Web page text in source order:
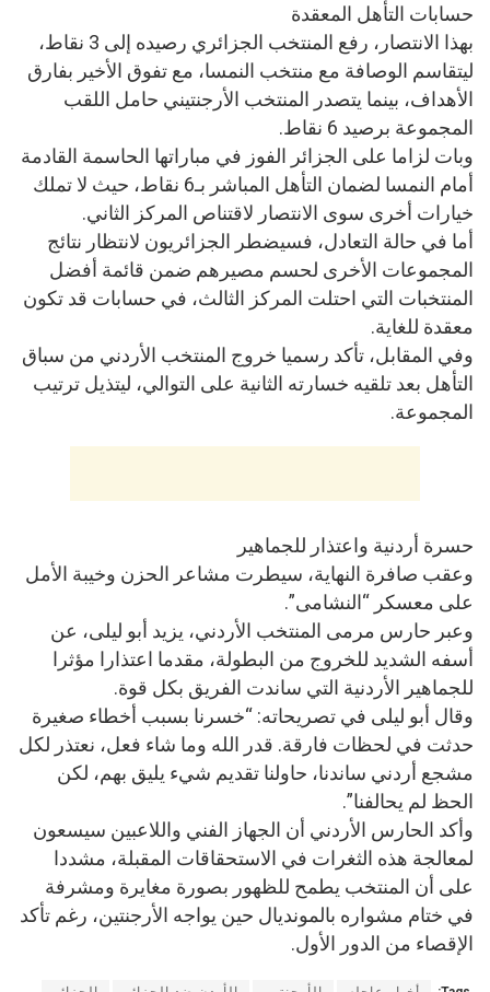
حسابات التأهل المعقدة
بهذا الانتصار، رفع المنتخب الجزائري رصيده إلى 3 نقاط،
ليتقاسم الوصافة مع منتخب النمسا، مع تفوق الأخير بفارق
الأهداف، بينما يتصدر المنتخب الأرجنتيني حامل اللقب
المجموعة برصيد 6 نقاط.
وبات لزاما على الجزائر الفوز في مباراتها الحاسمة القادمة
أمام النمسا لضمان التأهل المباشر بـ6 نقاط، حيث لا تملك
خيارات أخرى سوى الانتصار لاقتناص المركز الثاني.
أما في حالة التعادل، فسيضطر الجزائريون لانتظار نتائج
المجموعات الأخرى لحسم مصيرهم ضمن قائمة أفضل
المنتخبات التي احتلت المركز الثالث، في حسابات قد تكون
معقدة للغاية.
وفي المقابل، تأكد رسميا خروج المنتخب الأردني من سباق
التأهل بعد تلقيه خسارته الثانية على التوالي، ليتذيل ترتيب
المجموعة.
حسرة أردنية واعتذار للجماهير
وعقب صافرة النهاية، سيطرت مشاعر الحزن وخيبة الأمل
على معسكر “النشامى”.
وعبر حارس مرمى المنتخب الأردني، يزيد أبو ليلى، عن
أسفه الشديد للخروج من البطولة، مقدما اعتذارا مؤثرا
للجماهير الأردنية التي ساندت الفريق بكل قوة.
وقال أبو ليلى في تصريحاته: “خسرنا بسبب أخطاء صغيرة
حدثت في لحظات فارقة. قدر الله وما شاء فعل، نعتذر لكل
مشجع أردني ساندنا، حاولنا تقديم شيء يليق بهم، لكن
الحظ لم يحالفنا”.
وأكد الحارس الأردني أن الجهاز الفني واللاعبين سيسعون
لمعالجة هذه الثغرات في الاستحقاقات المقبلة، مشددا
على أن المنتخب يطمح للظهور بصورة مغايرة ومشرفة
في ختام مشواره بالمونديال حين يواجه الأرجنتين، رغم تأكد
الإقصاء من الدور الأول.